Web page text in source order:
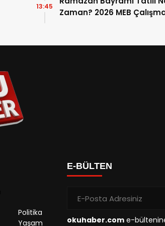
Zaman? 2026 MEB
13:45
Politika
Yaşam
E-BÜLTEN
okuhaber.com e-